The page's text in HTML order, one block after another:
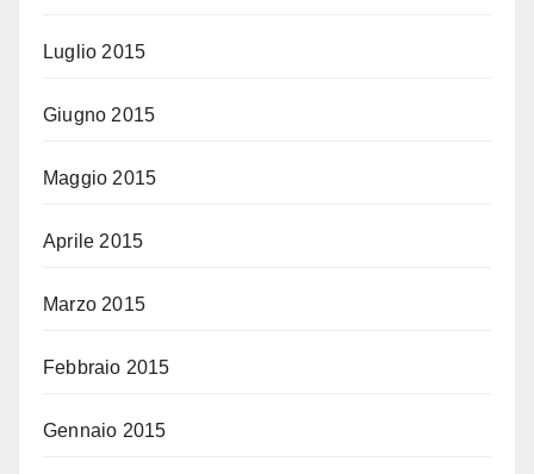
Luglio 2015
Giugno 2015
Maggio 2015
Aprile 2015
Marzo 2015
Febbraio 2015
Gennaio 2015